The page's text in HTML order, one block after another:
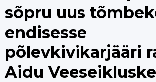
sõpru uus
endisesse
põlevkivikarjääri
Aidu